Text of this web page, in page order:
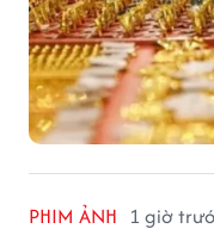
PHIM ẢNH 1 giờ